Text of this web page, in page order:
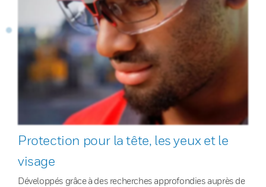
Protection pour la tête, les yeux et le
visage
Développés grâce à des recherches approfondies auprès de